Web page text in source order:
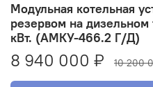
Модульная котельная
резервом на
кВт. (АМКУ-466.2 Г/Д)
8 940 000 ₽ 10 200